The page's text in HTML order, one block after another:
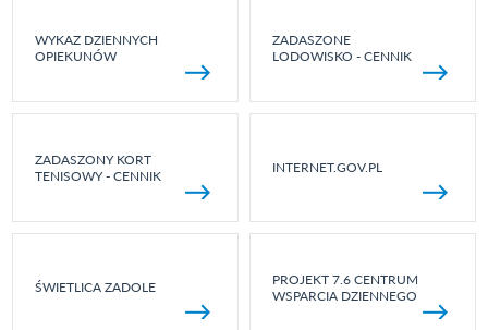
WYKAZ DZIENNYCH
OPIEKUNÓW
ZADASZONE
LODOWISKO - CENNIK
ZADASZONY KORT
TENISOWY - CENNIK
INTERNET.GOV.PL
ŚWIETLICA ZADOLE
PROJEKT 7.6 CENTRUM
WSPARCIA DZIENNEGO